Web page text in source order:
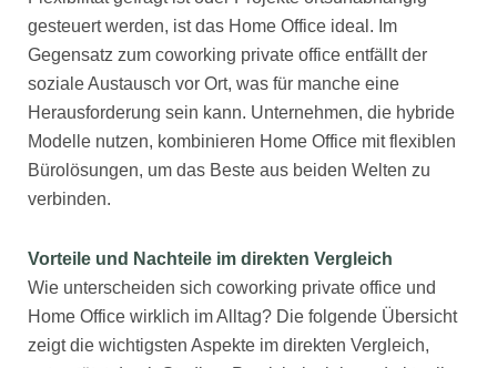
gesteuert werden, ist das Home Office ideal. Im
Gegensatz zum coworking private office entfällt der
soziale Austausch vor Ort, was für manche eine
Herausforderung sein kann. Unternehmen, die hybride
Modelle nutzen, kombinieren Home Office mit flexiblen
Bürolösungen, um das Beste aus beiden Welten zu
verbinden.
Vorteile und Nachteile im direkten Vergleich
Wie unterscheiden sich coworking private office und
Home Office wirklich im Alltag? Die folgende Übersicht
zeigt die wichtigsten Aspekte im direkten Vergleich,